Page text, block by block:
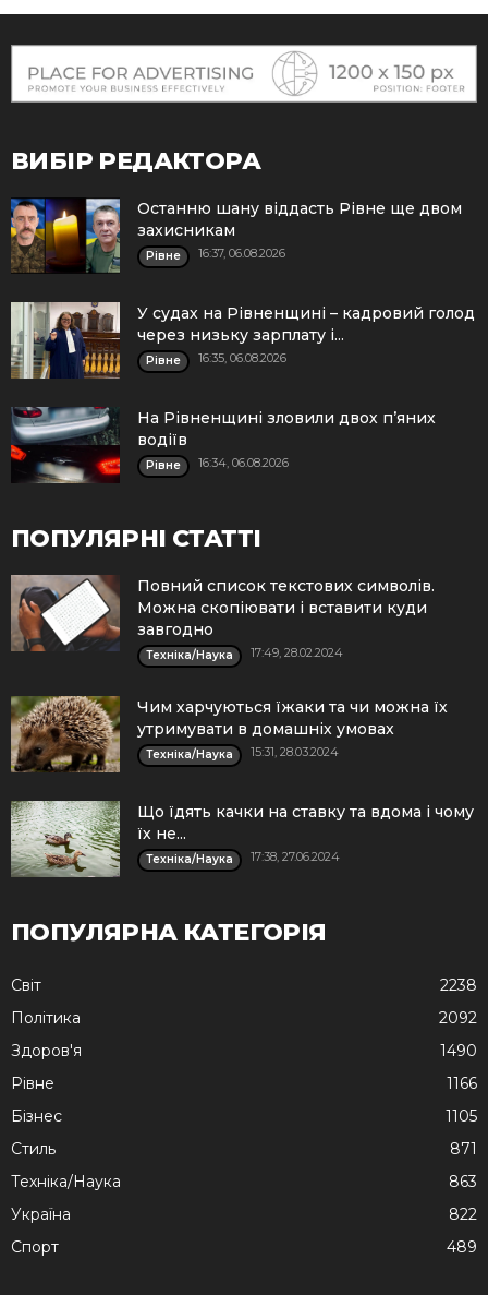
ВИБІР РЕДАКТОРА
Останню шану віддасть Рівне ще двом
захисникам
Рівне 16:37, 06.08.2026
У судах на Рівненщині – кадровий голод
через низьку зарплату і...
Рівне 16:35, 06.08.2026
На Рівненщині зловили двох п’яних
водіїв
Рівне 16:34, 06.08.2026
ПОПУЛЯРНІ СТАТТІ
Повний список текстових символів.
Можна скопіювати і вставити куди
завгодно
Техніка/Наука 17:49, 28.02.2024
Чим харчуються їжаки та чи можна їх
утримувати в домашніх умовах
Техніка/Наука 15:31, 28.03.2024
Що їдять качки на ставку та вдома і чому
їх не...
Техніка/Наука 17:38, 27.06.2024
ПОПУЛЯРНА КАТЕГОРІЯ
Cвіт
2238
Політика
2092
Здоров'я
1490
Рівне
1166
Бізнес
1105
Стиль
871
Техніка/Наука
863
Україна
822
Спорт
489